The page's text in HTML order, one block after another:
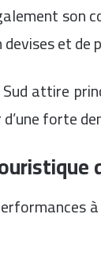
son
et de
attire
forte